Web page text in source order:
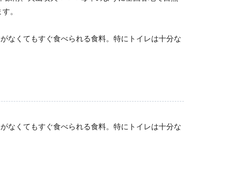
防犯対策用品
。
なくてもすぐ食べられる食料。特にトイレは十分な
なくてもすぐ食べられる食料。特にトイレは十分な